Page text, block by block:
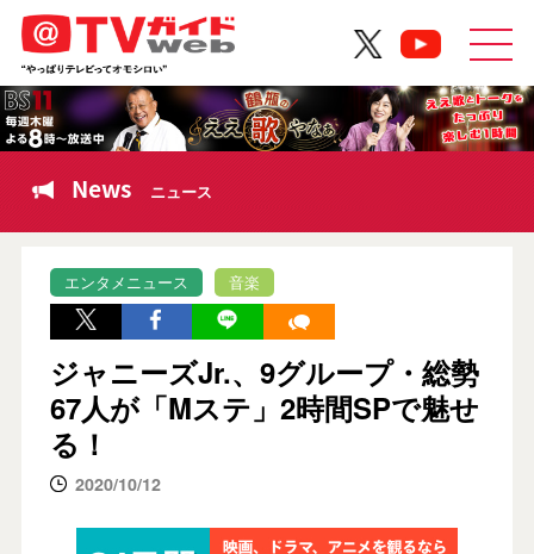
News ニュース
エンタメニュース 音楽
ジャニーズJr.、9グループ・総勢
67人が「Mステ」2時間SPで魅せ
る！
2020/10/12